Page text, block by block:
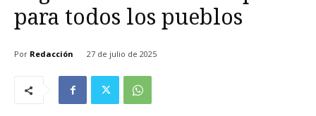
para todos los pueblos
Por Redacción 27 de julio de 2025